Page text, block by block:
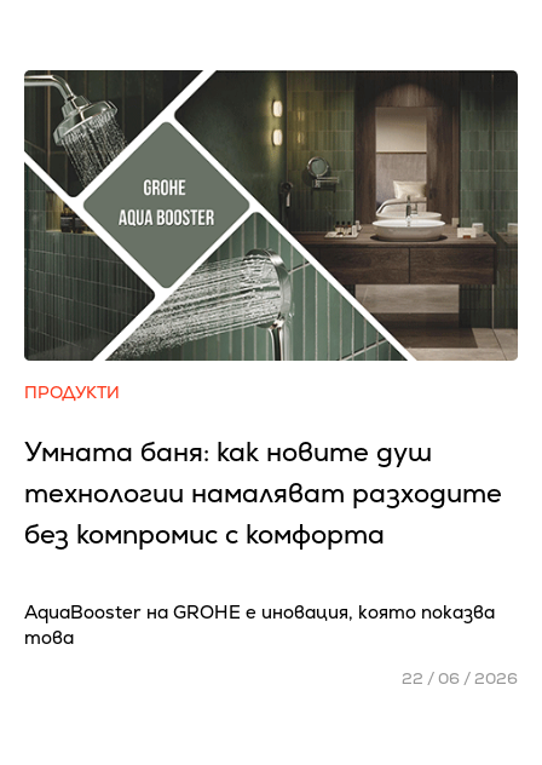
ПРОДУКТИ
Умната баня: как новите душ
технологии намаляват разходите
без компромис с комфорта
AquaBooster на GROHE e иновация, която показва
това
22 / 06 / 2026